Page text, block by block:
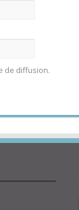
de diffusion.